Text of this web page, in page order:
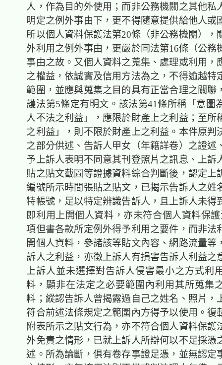
人，作為目的外使用；而非公務機關之其他私
明定之例外事由下，更不得隨意提供給他人或
所以個人資料保護法第20條（非公務機關），
外利用之例外事由，更嚴於同法第16條（公務
事由之故。又個人資料之蒐集、處理或利用，
之權益，依誠實及信用方法為之，不得逾越特
範圍，並應與蒐集之目的具有正當合理之關聯
護法第5條定有明文。該法第41條所稱「意圖
人不法之利益」，應限於財產上之利益；至所
之利益」，則不限於財產上之利益。本件原判
之部分供述、告訴人甲女（年籍詳卷）之證述
予上訴人表明不同意其刊登照片之訊息、上訴
貼之貼文截圖等證據資料綜合判斷後，認定上
編號所示時間張貼之貼文，已揭示告訴人之姓
特帳號，足以特定辨識告訴人，且上訴人未得
即利用上開個人資料，亦未符合個人資料保
項但書各款所定例外得予利用之要件，而非法
開個人資料，參諸該等貼文內容、網路流量等
訴人之利益，亦徵上訴人有損害告訴人利益之
上訴人並未選擇對告訴人侵害最小之方式利
料，顯非在法定之必要範圍內利用其所蒐集
料；縱認告訴人曾揭露過自己之姓名、照片，
符合前述法條規定之範圍內方得予以使用。復
附表所示之貼文行為，亦不符合個人資料保護
外免責之情形，已就上訴人所辯何以不足採憑
述。所為論斷，俱有卷存事證足憑，並無認定